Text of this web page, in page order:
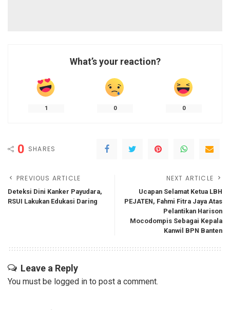
What’s your reaction?
1 0 0
0 SHARES
PREVIOUS ARTICLE
Deteksi Dini Kanker Payudara,
RSUI Lakukan Edukasi Daring
NEXT ARTICLE
Ucapan Selamat Ketua LBH
PEJATEN, Fahmi Fitra Jaya Atas
Pelantikan Harison
Mocodompis Sebagai Kepala
Kanwil BPN Banten
Leave a Reply
You must be logged in to post a comment.